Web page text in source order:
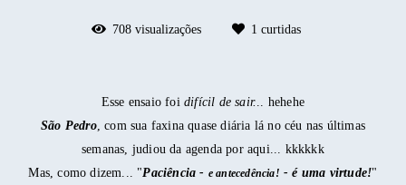
708 visualizações 1 curtidas
Esse ensaio foidifícil de sair... hehehe
São Pedro, com sua faxina quase diária lá no céu nas últimas
semanas, judiou da agenda por aqui... kkkkkk
Mas, como dizem... "Paciência - e antecedência! - é uma virtude!"